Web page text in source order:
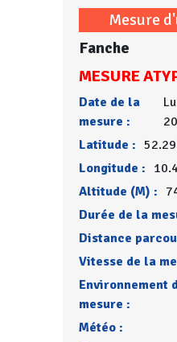
Mesure
Fanche
MESURE
Date de la
mesure :
Latitude :
Longitude :
Altitude (M) :
Durée de la
Distance
Vitesse de la
Environnement
mesure :
Météo :